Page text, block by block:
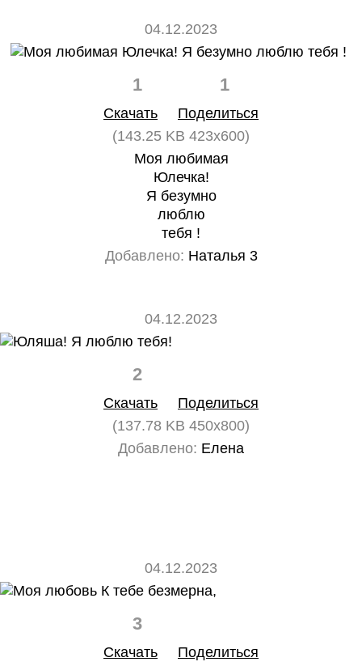
04.12.2023
1 1
Скачать
Поделиться
(143.25 KB 423x600)
Моя любимая
Юлечка!
Я безумно
люблю
тебя !
Добавлено: Наталья 3
04.12.2023
2
Скачать
Поделиться
(137.78 KB 450x800)
Добавлено: Елена
04.12.2023
3
Скачать
Поделиться